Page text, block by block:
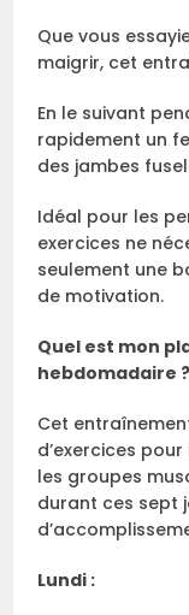
Que vous
maigrir, cet
En le suivant
rapidement un
des jambes
Idéal pour les
exercices ne
seulement une
de motivation.
Quel est mon
hebdomadaire ?
Cet
d’exercices
les groupes
durant ces sept
Lundi :